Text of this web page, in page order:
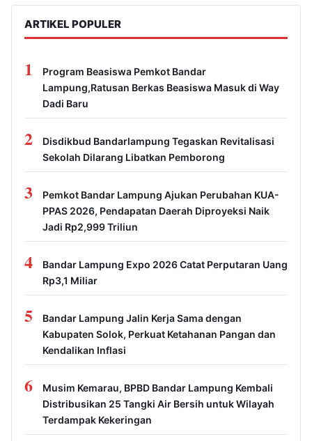
ARTIKEL POPULER
1
Program Beasiswa Pemkot Bandar
Lampung,Ratusan Berkas Beasiswa Masuk di Way
Dadi Baru
2
Disdikbud Bandarlampung Tegaskan Revitalisasi
Sekolah Dilarang Libatkan Pemborong
3
Pemkot Bandar Lampung Ajukan Perubahan KUA-
PPAS 2026, Pendapatan Daerah Diproyeksi Naik
Jadi Rp2,999 Triliun
4
Bandar Lampung Expo 2026 Catat Perputaran Uang
Rp3,1 Miliar
5
Bandar Lampung Jalin Kerja Sama dengan
Kabupaten Solok, Perkuat Ketahanan Pangan dan
Kendalikan Inflasi
6
Musim Kemarau, BPBD Bandar Lampung Kembali
Distribusikan 25 Tangki Air Bersih untuk Wilayah
Terdampak Kekeringan